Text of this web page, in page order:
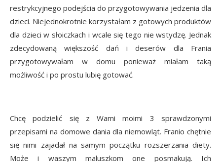
restrykcyjnego podejścia do przygotowywania jedzenia dla
dzieci. Niejednokrotnie korzystałam z gotowych produktów
dla dzieci w słoiczkach i wcale się tego nie wstydzę. Jednak
zdecydowaną większość dań i deserów dla Frania
przygotowywałam w domu ponieważ miałam taką
możliwość i po prostu lubię gotować.
Chcę podzielić się z Wami moimi 3 sprawdzonymi
przepisami na domowe dania dla niemowląt. Franio chętnie
się nimi zajadał na samym początku rozszerzania diety.
Może i waszym maluszkom one posmakują. Ich